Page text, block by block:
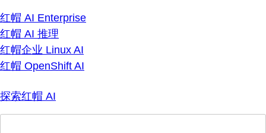
红帽 AI Enterprise
红帽 AI 推理
红帽企业 Linux AI
红帽 OpenShift AI
探索红帽 AI